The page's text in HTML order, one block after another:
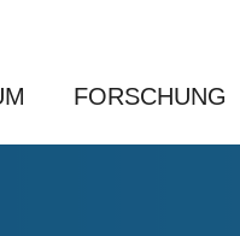
FORSCHUNG